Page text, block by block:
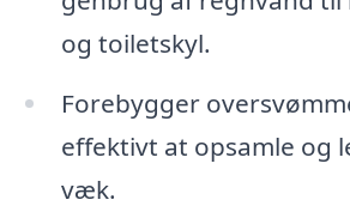
og toiletskyl.
Forebygger
effektivt at opsamle og
væk.